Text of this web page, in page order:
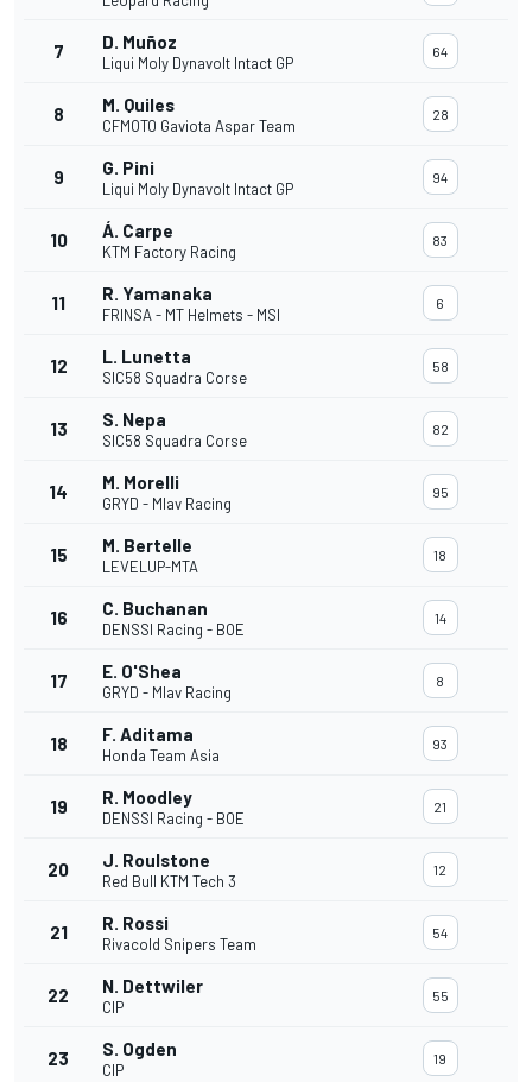
7 D. Muñoz
Liqui Moly Dynavolt Intact GP
64
8 M. Quiles
CFMOTO Gaviota Aspar Team
28
9 G. Pini
Liqui Moly Dynavolt Intact GP
94
10 Á. Carpe
KTM Factory Racing
83
11 R. Yamanaka
FRINSA - MT Helmets - MSI
6
12 L. Lunetta
SIC58 Squadra Corse
58
13 S. Nepa
SIC58 Squadra Corse
82
14 M. Morelli
GRYD - Mlav Racing
95
15 M. Bertelle
LEVELUP-MTA
18
16 C. Buchanan
DENSSI Racing - BOE
14
17 E. O'Shea
GRYD - Mlav Racing
8
18 F. Aditama
Honda Team Asia
93
19 R. Moodley
DENSSI Racing - BOE
21
20 J. Roulstone
Red Bull KTM Tech 3
12
21 R. Rossi
Rivacold Snipers Team
54
22 N. Dettwiler
CIP
55
23 S. Ogden
CIP
19